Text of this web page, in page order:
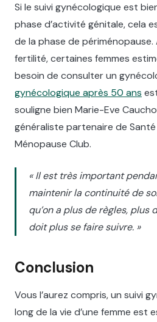
Si le suivi gynécologique est
phase d’activité génitale, cela
de la phase de périménopause.
fertilité, certaines femmes
besoin de consulter un
gynécologique après 50 ans
souligne bien Marie-Eve
généraliste partenaire de
Ménopause Club.
« Il est très important
maintenir la continuité de
qu’on a plus de règles, plus
doit plus se faire suivre. »
Conclusion
Vous l’aurez compris, un suivi
long de la vie d’une femme est